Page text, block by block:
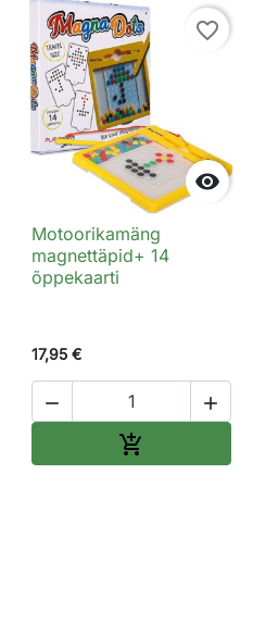

favorite_border
Motoorikamäng
magnettäpid+ 14
õppekaarti
17,95 €
 
